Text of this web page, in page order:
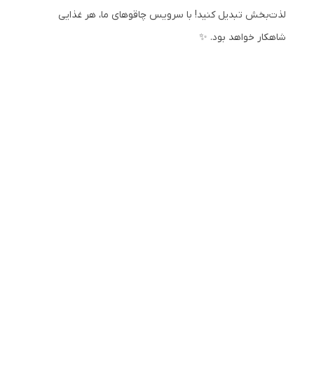
لذت‌بخش تبدیل کنید! با سرویس چاقوهای ما، هر غذایی
شاهکار خواهد بود. ✨